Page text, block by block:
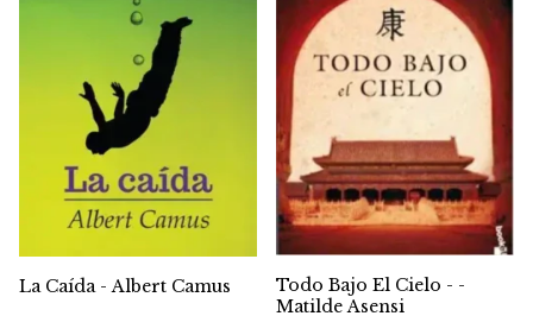
La Caída - Albert Camus
Todo Bajo El Cielo - -
Matilde Asensi